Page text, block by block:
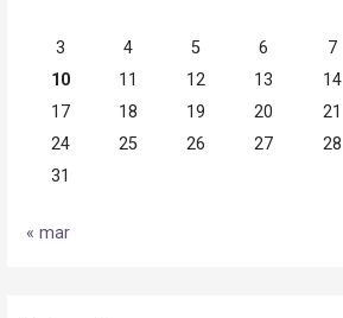
3
4 5 6 7
10
11 12 13 14
17
18 19 20 21
24
25 26 27 28
31
« mar